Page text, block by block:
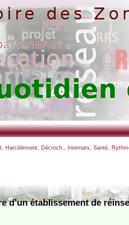
Harcèlement, Décroch., Internats, Santé,
d’un établissement de